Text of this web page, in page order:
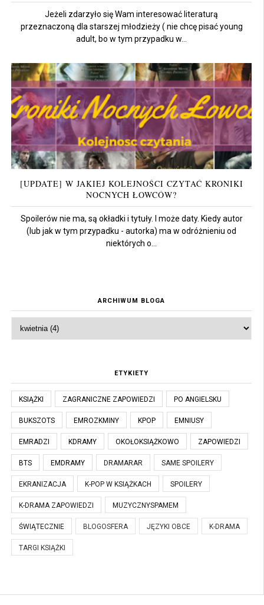
Jeżeli zdarzyło się Wam interesować literaturą
przeznaczoną dla starszej młodzieży ( nie chcę pisać young
adult, bo w tym przypadku w...
[UPDATE] W JAKIEJ KOLEJNOŚCI CZYTAĆ KRONIKI
NOCNYCH ŁOWCÓW?
Spoilerów nie ma, są okładki i tytuły. I może daty. Kiedy autor
(lub jak w tym przypadku - autorka) ma w odróżnieniu od
niektórych o...
ARCHIWUM BLOGA
ETYKIETY
KSIĄŻKI ZAGRANICZNE ZAPOWIEDZI PO ANGIELSKU
BUKSZOTS EMROZKMINY KPOP EMNIUSY
EMRADZI KDRAMY OKOŁOKSIĄŻKOWO ZAPOWIEDZI
BTS EMDRAMY DRAMARAR SAME SPOILERY
EKRANIZACJA K-POP W KSIĄŻKACH SPOILERY
K-DRAMA ZAPOWIEDZI MUZYCZNYSPAMEM
ŚWIĄTECZNIE BLOGOSFERA JĘZYKI OBCE K-DRAMA
TARGI KSIĄŻKI